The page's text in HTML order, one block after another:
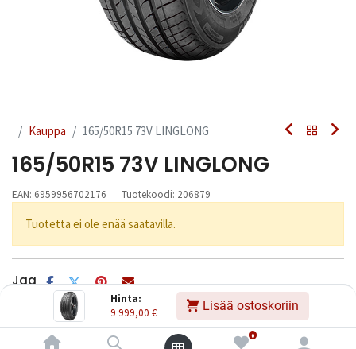
Hinta:
9 999,00 € Lisää ostoskoriin
0
Kauppa 165/50R15 73V LINGLONG
165/50R15 73V LINGLONG
EAN: 6959956702176 Tuotekoodi: 206879
Tuotetta ei ole enää saatavilla.
Jaa
Toimitusehdot